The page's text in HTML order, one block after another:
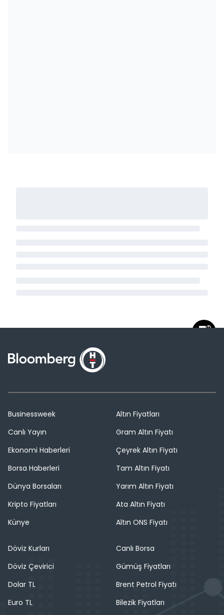
Businessweek
Canlı Yayın
Ekonomi Haberleri
Borsa Haberleri
Dünya Borsaları
Kripto Fiyatları
Künye
Altın Fiyatları
Gram Altın Fiyatı
Çeyrek Altın Fiyatı
Tam Altın Fiyatı
Yarım Altın Fiyatı
Ata Altın Fiyatı
Altın ONS Fiyatı
Döviz Kurları
Döviz Çevirici
Dolar TL
Euro TL
Canlı Borsa
Gümüş Fiyatları
Brent Petrol Fiyatı
Bilezik Fiyatları